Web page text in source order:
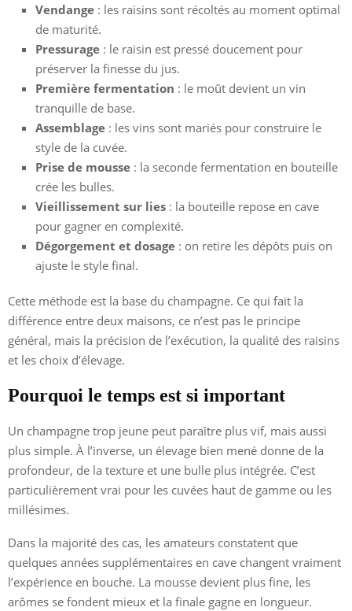
Vendange : les raisins sont récoltés au moment optimal
de maturité.
Pressurage : le raisin est pressé doucement pour
préserver la finesse du jus.
Première fermentation : le moût devient un vin
tranquille de base.
Assemblage : les vins sont mariés pour construire le
style de la cuvée.
Prise de mousse : la seconde fermentation en bouteille
crée les bulles.
Vieillissement sur lies : la bouteille repose en cave
pour gagner en complexité.
Dégorgement et dosage : on retire les dépôts puis on
ajuste le style final.
Cette méthode est la base du champagne. Ce qui fait la
différence entre deux maisons, ce n’est pas le principe
général, mais la précision de l’exécution, la qualité des raisins
et les choix d’élevage.
Pourquoi le temps est si important
Un champagne trop jeune peut paraître plus vif, mais aussi
plus simple. À l’inverse, un élevage bien mené donne de la
profondeur, de la texture et une bulle plus intégrée. C’est
particulièrement vrai pour les cuvées haut de gamme ou les
millésimes.
Dans la majorité des cas, les amateurs constatent que
quelques années supplémentaires en cave changent vraiment
l’expérience en bouche. La mousse devient plus fine, les
arômes se fondent mieux et la finale gagne en longueur.